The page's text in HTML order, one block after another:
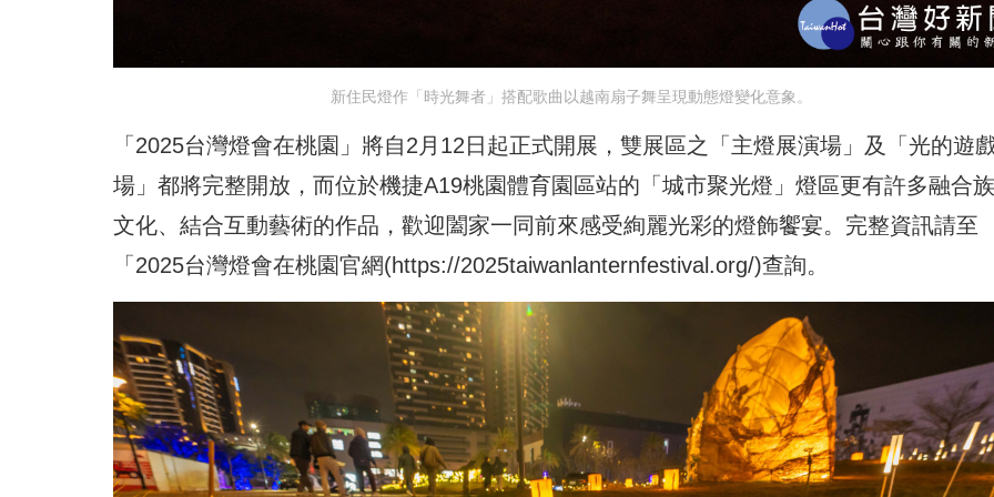
新住民燈作「時光舞者」搭配歌曲以越南扇子舞呈現動態燈變化意象。
「2025台灣燈會在桃園」將自2月12日起正式開展，雙展區之「主燈展演場」及「光的遊
場」都將完整開放，而位於機捷A19桃園體育園區站的「城市聚光燈」燈區更有許多融合
文化、結合互動藝術的作品，歡迎闔家一同前來感受絢麗光彩的燈飾饗宴。完整資訊請至
「2025台灣燈會在桃園官網(https://2025taiwanlanternfestival.org/)查詢。